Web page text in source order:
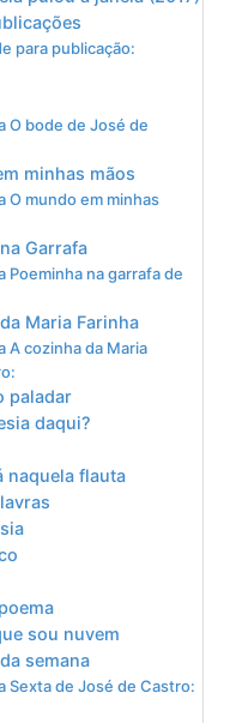
para publicação:
O bode de José de
minhas mãos
O mundo em minhas
Garrafa
Poeminha na garrafa de
Maria Farinha
A cozinha da Maria
paladar
daqui?
naquela flauta
sou nuvem
semana
Sexta de José de Castro: